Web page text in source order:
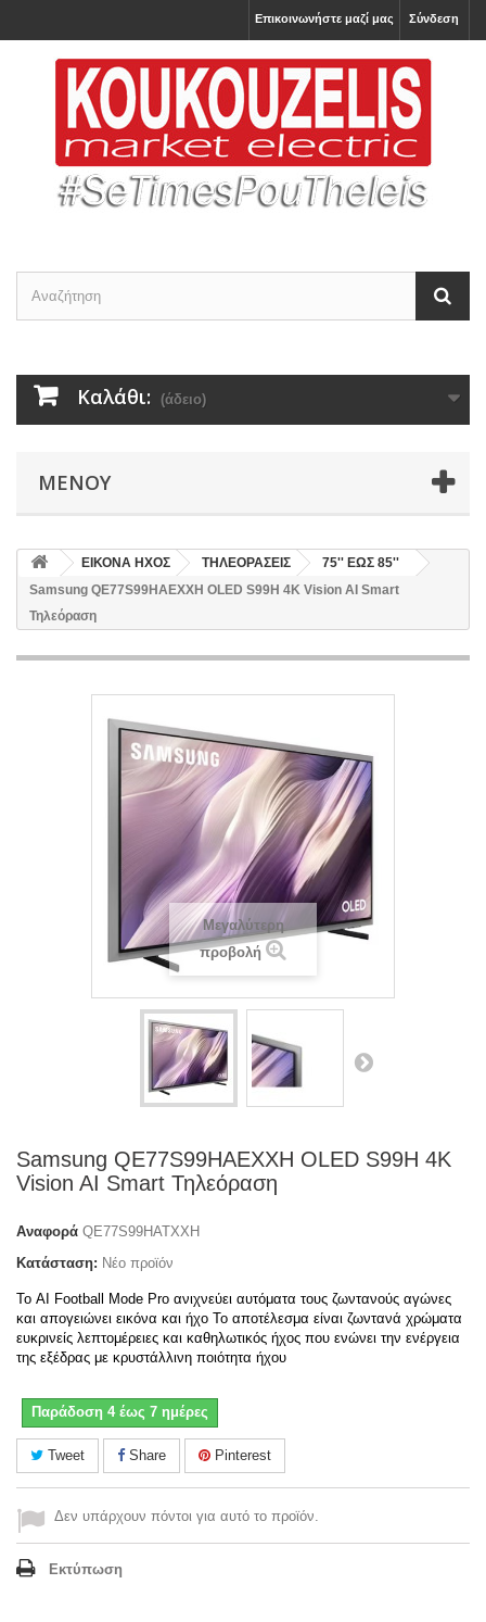
Σύνδεση
Επικοινωνήστε μαζί μας
Καλάθι: (άδειο)
ΜΕΝΟΎ
ΕΙΚΟΝΑ ΗΧΟΣ ΤΗΛΕΟΡΑΣΕΙΣ
75'' ΕΩΣ 85''
Samsung QE77S99HAEXXH OLED S99H 4K Vision AI Smart
Τηλεόραση
Μεγαλύτερη
προβολή
Samsung QE77S99HAEXXH OLED S99H 4K
Vision AI Smart Τηλεόραση
Αναφορά QE77S99HATXXH
Κατάσταση: Νέο προϊόν
Το AI Football Mode Pro ανιχνεύει αυτόματα τους ζωντανούς αγώνες
και απογειώνει εικόνα και ήχο Το αποτέλεσμα είναι ζωντανά χρώματα
ευκρινείς λεπτομέρειες και καθηλωτικός ήχος που ενώνει την ενέργεια
της εξέδρας με κρυστάλλινη ποιότητα ήχου
Παράδοση 4 έως 7 ημέρες
Tweet Share Pinterest
Δεν υπάρχουν πόντοι για αυτό το προϊόν.
Εκτύπωση